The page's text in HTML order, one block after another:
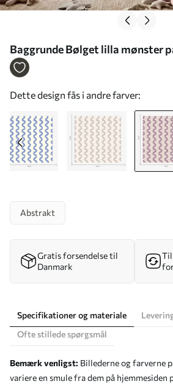
Baggrunde Bølget lilla mønster
a01187v4
Dette design fås i andre farver:
Abstrakt
Gratis forsendelse til
Danmark
Specifikationer og materiale
Ofte stillede spørgsmål
Bemærk venligst: Billederne og farverne
variere en smule fra dem på hjemmesiden